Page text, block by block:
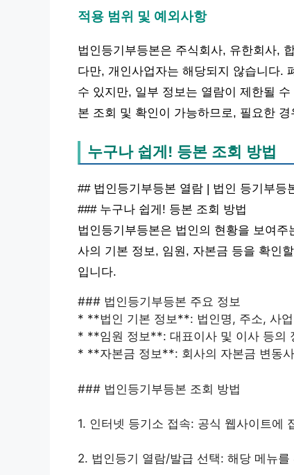
적용 범위 및 예외사항
법인등기부등본은 주식회사, 유한회사,
다만, 개인사업자는 해당되지 않습니다.
수 있지만, 일부 정보는 열람이 제한될
본 조회 및 확인이 가능하므로, 필요한
누구나 쉽게! 등본 조회 방법
## 법인등기부등본 열람 | 법인 등기부등
### 누구나 쉽게! 등본 조회 방법
법인등기부등본은 법인의 현황을 보여
사의 기본 정보, 임원, 자본금 등을 확인
입니다.
### 법인등기부등본 주요 정보
* **법인 기본 정보**: 법인명, 주소, 사
* **임원 정보**: 대표이사 및 이사 등의
* **자본금 정보**: 회사의 자본금 변동
### 법인등기부등본 조회 방법
1. 인터넷 등기소 접속: 공식 웹사이트에
2. 법인등기 열람/발급 선택: 해당 메뉴를